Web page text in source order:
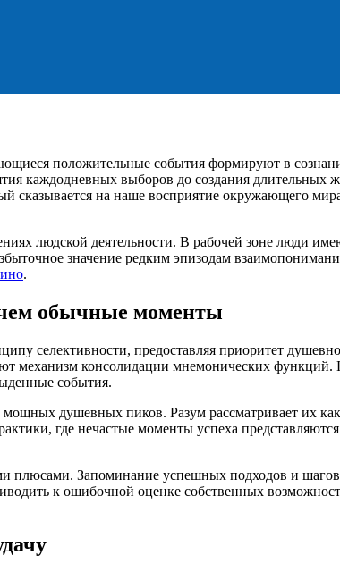
положительные события формируют в
каждодневных выборов до создания
сказывается на наше восприятие окружающего
людской деятельности. В рабочей зоне люди
значение редким эпизодам
.
обычные моменты
селективности, предоставляя приоритет
механизм консолидации мнемонических
события.
мощных душевных пиков. Разум рассматривает их
где нечастые моменты успеха
плюсами. Запоминание успешных подходов и
к ошибочной оценке собственных